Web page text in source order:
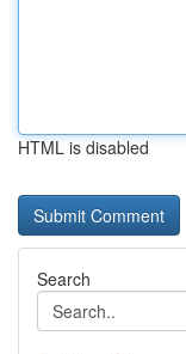
HTML is disabled
Search